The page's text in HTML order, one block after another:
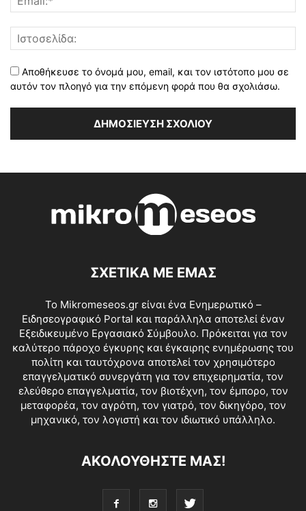
Αποθήκευσε το όνομά μου, email, και τον ιστότοπο μου σε
αυτόν τον πλοηγό για την επόμενη φορά που θα σχολιάσω.
ΣΧΕΤΙΚΑ ΜΕ ΕΜΑΣ
Το Mikromeseos.gr είναι ένα Ενημερωτικό –
Ειδησεογραφικό Portal και παράλληλα αποτελεί έναν
Εξειδικευμένο Εργασιακό Σύμβουλο. Πρόκειται για τον
καλύτερο πάροχο έγκυρης και έγκαιρης ενημέρωσης του
πολίτη και ταυτόχρονα αποτελεί τον χρησιμότερο
επαγγελματικό συνεργάτη για τον επιχειρηματία, τον
ελεύθερο επαγγελματία, τον βιοτέχνη, τον έμπορο, τον
μεταφορέα, τον αγρότη, τον γιατρό, τον δικηγόρο, τον
μηχανικό, τον λογιστή και τον ιδιωτικό υπάλληλο.
ΑΚΟΛΟΥΘΗΣΤΕ ΜΑΣ!